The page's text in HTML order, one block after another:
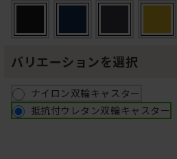
バリエーションを選択
ナイロン双輪キャスター
抵抗付ウレタン双輪キャスター